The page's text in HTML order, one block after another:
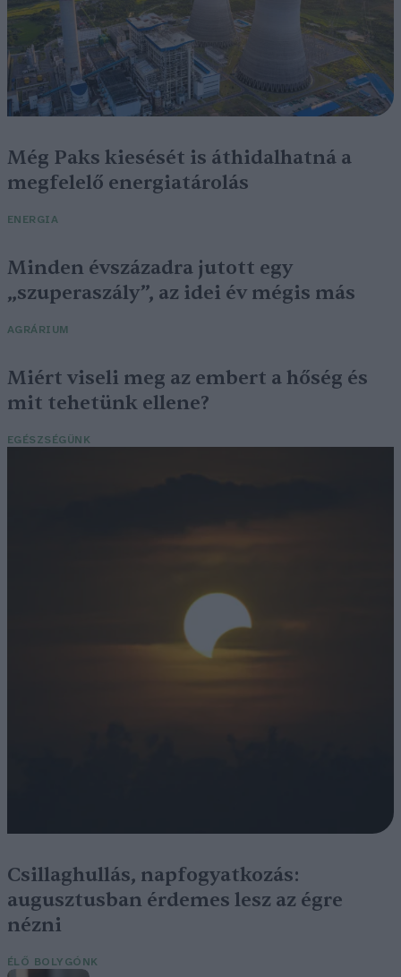
Még Paks kiesését is áthidalhatná a
megfelelő energiatárolás
ENERGIA
Minden évszázadra jutott egy
„szuperaszály”, az idei év mégis más
AGRÁRIUM
Miért viseli meg az embert a hőség és
mit tehetünk ellene?
EGÉSZSÉGÜNK
Csillaghullás, napfogyatkozás:
augusztusban érdemes lesz az égre
nézni
ÉLŐ BOLYGÓNK